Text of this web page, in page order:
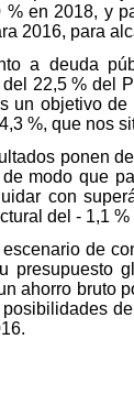
% en 2018, y
2016, para
a deuda
22,5 % del
un objetivo
%, que nos
ponen
de modo que
con
del - 1,1
escenario de
presupuesto
ahorro bruto